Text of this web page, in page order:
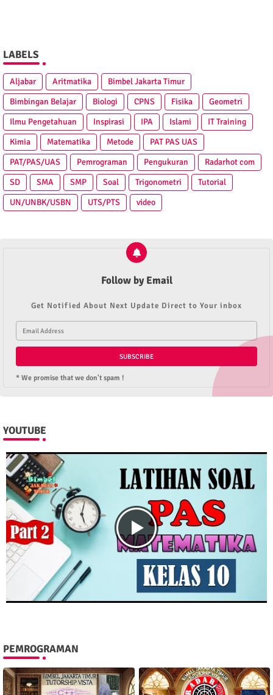
LABELS
Aljabar Aritmatika
Bimbel Jakarta Timur
Bimbingan Belajar
Biologi CPNS Fisika
Geometri
Ilmu Pengetahuan
Inspirasi IPA Islami
IT Training
Kimia
Matematika Metode
PAT PAS UAS
PAT/PAS/UAS
Pemrograman Pengukuran
Radarhot com
SD
SMA SMP Soal Trigonometri
Tutorial
UN/UNBK/USBN
UTS/PTS video
Follow by Email
Get Notified About Next Update Direct to Your inbox
* We promise that we don't spam !
YOUTUBE
PEMROGRAMAN